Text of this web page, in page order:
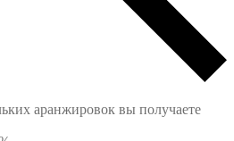
аранжировок вы получаете